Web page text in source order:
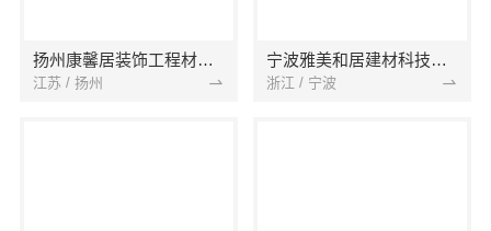
扬州康馨居装饰工程材料有限公司
江苏 / 扬州
宁波雅美和居建材科技有限公司
浙江 / 宁波